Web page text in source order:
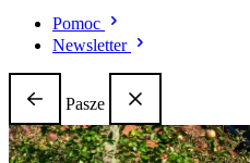
Pomoc
Newsletter
Pasze